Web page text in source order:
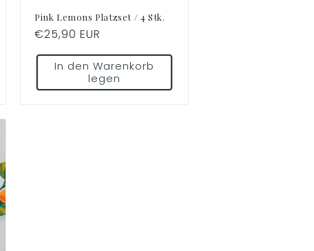
Pink Lemons Platzset / 4 Stk.
Normaler
Preis
€25,90 EUR
In den Warenkorb
legen